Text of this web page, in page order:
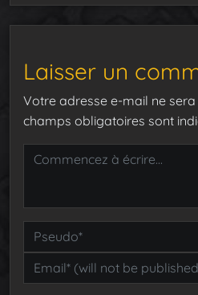
Laisser un
Votre adresse e-mail ne
champs obligatoires sont